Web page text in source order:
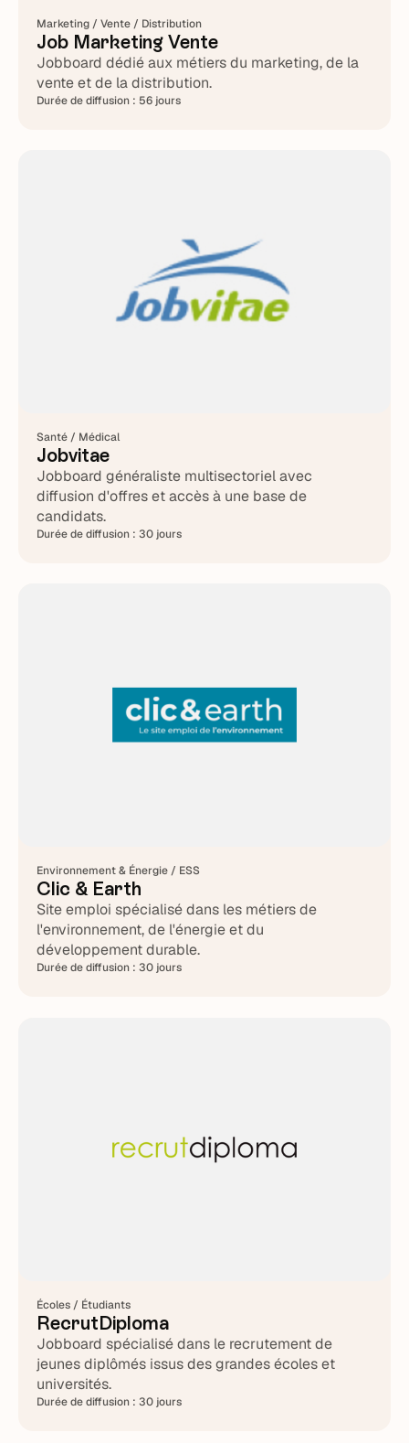
Marketing / Vente / Distribution
Job Marketing Vente
Jobboard dédié aux métiers du marketing, de la
vente et de la distribution.
Durée de diffusion : 56 jours
Santé / Médical
Jobvitae
Jobboard généraliste multisectoriel avec
diffusion d'offres et accès à une base de
candidats.
Durée de diffusion :30 jours
Environnement & Énergie / ESS
Clic & Earth
Site emploi spécialisé dans les métiers de
l'environnement, de l'énergie et du
développement durable.
Durée de diffusion :30 jours
Écoles / Étudiants
RecrutDiploma
Jobboard spécialisé dans le recrutement de
jeunes diplômés issus des grandes écoles et
universités.
Durée de diffusion :30 jours